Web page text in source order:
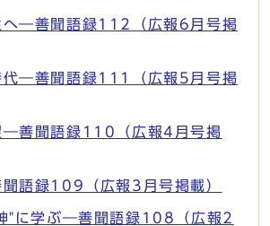
へ―善聞語録112（広報6月号掲
代―善聞語録111（広報5月号掲
―善聞語録110（広報4月号掲
語録109（広報3月号掲載）
"に学ぶ―善聞語録108（広報2